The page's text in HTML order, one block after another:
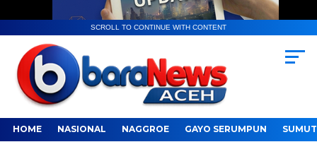
SCROLL TO CONTINUE WITH CONTENT
HOME NASIONAL NAGGROE GAYO SERUMPUN SUMUT